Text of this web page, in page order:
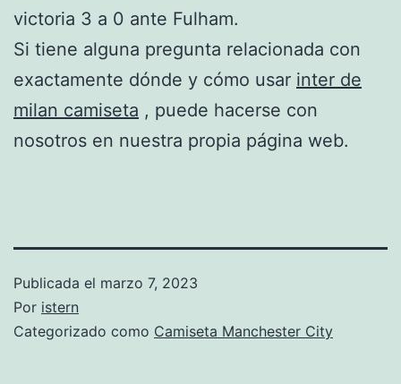
victoria 3 a 0 ante Fulham.
Si tiene alguna pregunta relacionada con
exactamente dónde y cómo usar inter de
milan camiseta , puede hacerse con
nosotros en nuestra propia página web.
Publicada el marzo 7, 2023
Por istern
Categorizado como Camiseta Manchester City